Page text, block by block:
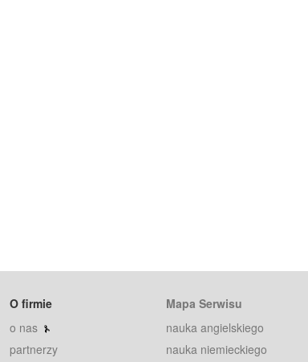
O firmie
o nas
partnerzy
Mapa Serwisu
nauka angielskiego
nauka niemieckiego